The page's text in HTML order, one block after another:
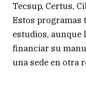
Tecsup, Certus,
Estos programas
estudios, aunque
financiar su
una sede en otra